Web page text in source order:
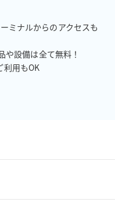
ミナルからのアクセスも
設備は全て無料！
用もOK